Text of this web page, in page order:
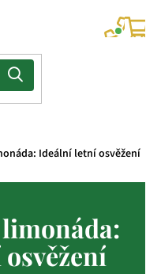
Ideální letní osvěžení